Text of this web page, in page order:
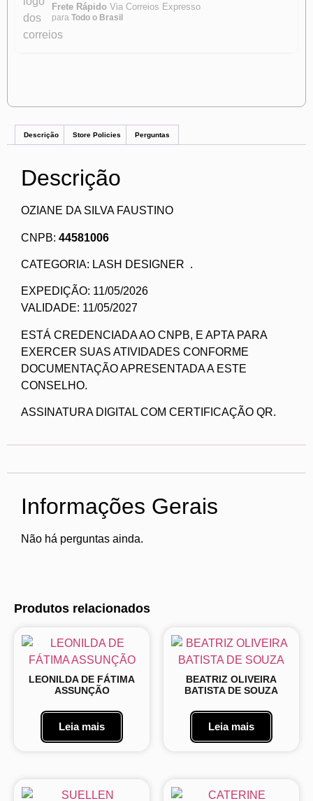
Frete Rápido Via Correios Expresso
para Todo o Brasil
Descrição Store Policies Perguntas
Descrição
OZIANE DA SILVA FAUSTINO
CNPB: 44581006
CATEGORIA: LASH DESIGNER .
EXPEDIÇÃO: 11/05/2026
VALIDADE: 11/05/2027
ESTÁ CREDENCIADA AO CNPB, E APTA PARA
EXERCER SUAS ATIVIDADES CONFORME
DOCUMENTAÇÃO APRESENTADA A ESTE
CONSELHO.
ASSINATURA DIGITAL COM CERTIFICAÇÃO QR.
Informações Gerais
Não há perguntas ainda.
Produtos relacionados
LEONILDA DE FÁTIMA
ASSUNÇÃO
Leia mais
BEATRIZ OLIVEIRA
BATISTA DE SOUZA
Leia mais